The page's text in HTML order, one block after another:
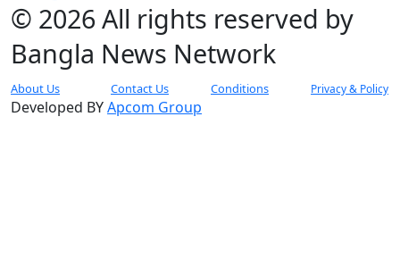
© 2026 All rights reserved by
Bangla News Network
About Us Contact Us Conditions Privacy & Policy
Developed BYApcom Group